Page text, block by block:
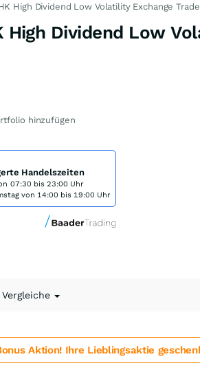
High Dividend Low Volatility Exchange
High Dividend Low
hinzufügen
Handelszeiten
07:30 bis 23:00 Uhr
von 14:00 bis 19:00 Uhr
Vergleiche
Aktion! Ihre Lieblingsaktie